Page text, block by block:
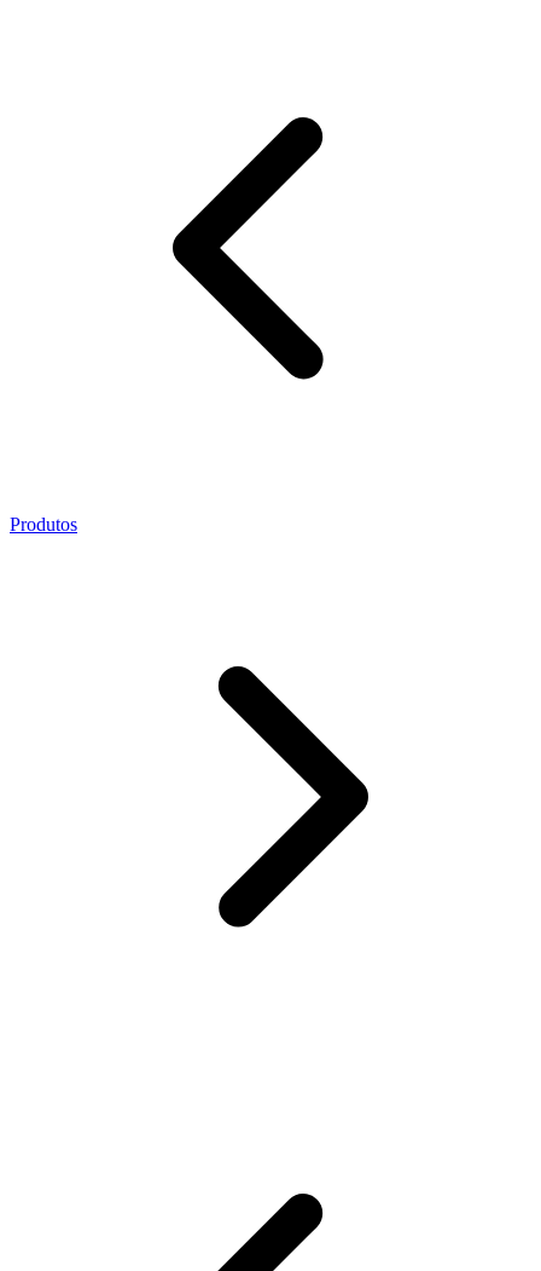
Produtos